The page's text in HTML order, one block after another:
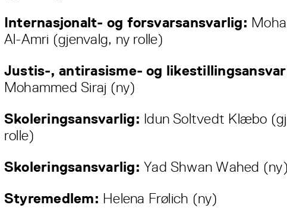
Internasjonalt- og forsvarsansvarlig:
Al-Amri (gjenvalg, ny rolle)
Justis-, antirasisme- og
Mohammed Siraj (ny)
Skoleringsansvarlig: Idun Soltvedt Klæbo
rolle)
Skoleringsansvarlig: Yad Shwan Wahed (ny)
Styremedlem: Helena Frølich (ny)